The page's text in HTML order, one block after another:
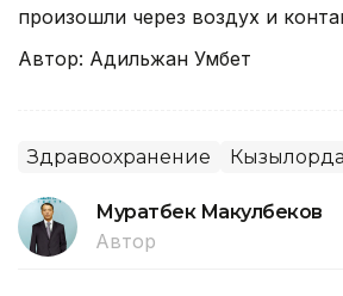
произошли через воздух и
Автор: Адильжан Умбет
Здравоохранение Кызылорда
Муратбек Макулбеков
Автор